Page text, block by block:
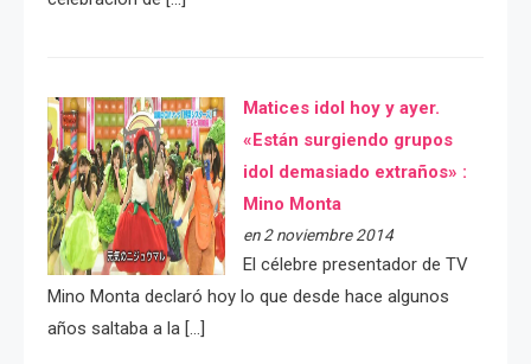
Matices idol hoy y ayer.
«Están surgiendo grupos
idol demasiado extraños» :
Mino Monta
en 2 noviembre 2014
El célebre presentador de TV
Mino Monta declaró hoy lo que desde hace algunos
años saltaba a la […]